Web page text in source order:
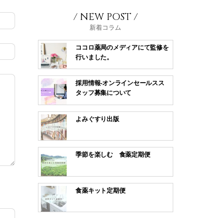
/ NEW POST /
新着コラム
ココロ薬局のメディアにて監修を
行いました。
採用情報-オンラインセールスス
タッフ募集について
よみぐすり出版
季節を楽しむ 食薬定期便
食薬キット定期便